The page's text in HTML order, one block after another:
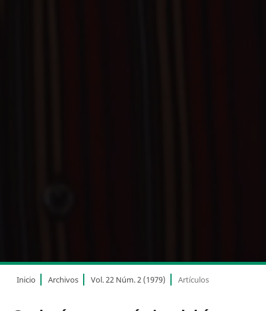
Inicio Archivos Vol. 22 Núm. 2 (1979) Artículos